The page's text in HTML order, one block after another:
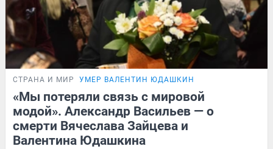
СТРАНА И МИР УМЕР ВАЛЕНТИН ЮДАШКИН
«Мы потеряли связь с мировой
модой». Александр Васильев — о
смерти Вячеслава Зайцева и
Валентина Юдашкина